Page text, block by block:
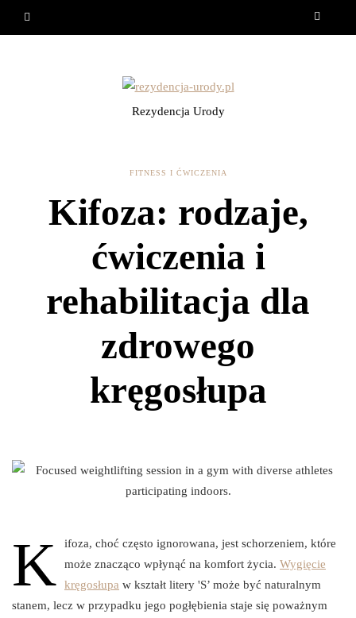
Rezydencja Urody
FITNESS I ĆWICZENIA
Kifoza: rodzaje,
ćwiczenia i
rehabilitacja dla
zdrowego
kręgosłupa
K
ifoza, choć często ignorowana, jest schorzeniem, które
może znacząco wpłynąć na komfort życia. Wygięcie
kręgosłupa w kształt litery 'S’ może być naturalnym
stanem, lecz w przypadku jego pogłębienia staje się poważnym